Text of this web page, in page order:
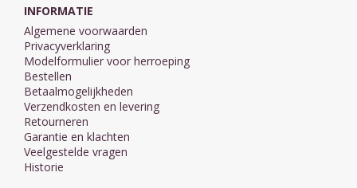
INFORMATIE
Algemene voorwaarden
Privacyverklaring
Modelformulier voor herroeping
Bestellen
Betaalmogelijkheden
Verzendkosten en levering
Retourneren
Garantie en klachten
Veelgestelde vragen
Historie